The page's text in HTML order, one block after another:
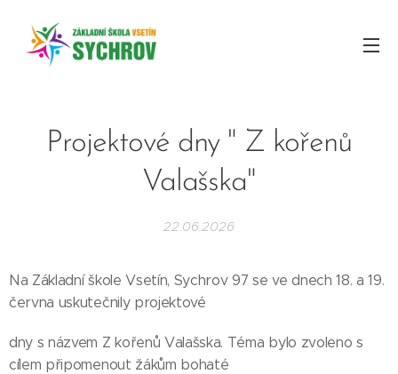
Projektové dny " Z kořenů
Valašska"
22.06.2026
Na Základní škole Vsetín, Sychrov 97 se ve dnech 18. a 19.
června uskutečnily projektové
dny s názvem Z kořenů Valašska. Téma bylo zvoleno s
cílem připomenout žákům bohaté